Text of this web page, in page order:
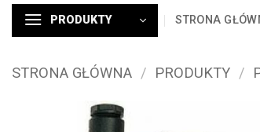
PRODUKTY STRONA
STRONA GŁÓWNA / PRODUKTY /